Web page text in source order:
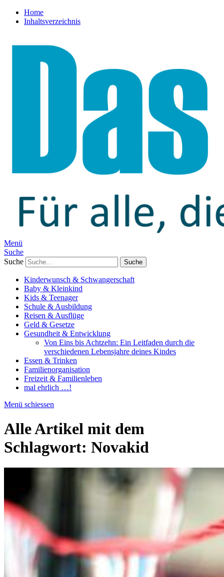
Home
Inhaltsverzeichnis
Menü
Suche
Suche
Kinderwunsch & Schwangerschaft
Baby & Kleinkind
Kids & Teenager
Schule & Ausbildung
Reisen & Ausflüge
Geld & Gesetze
Gesundheit & Entwicklung
Von Eins bis Achtzehn: Ein Leitfaden durch die
verschiedenen Lebensjahre deines Kindes
Essen & Trinken
Familienorganisation
Freizeit & Familienleben
mal ehrlich …!
Menü schiessen
Alle Artikel mit dem
Schlagwort: Novakid